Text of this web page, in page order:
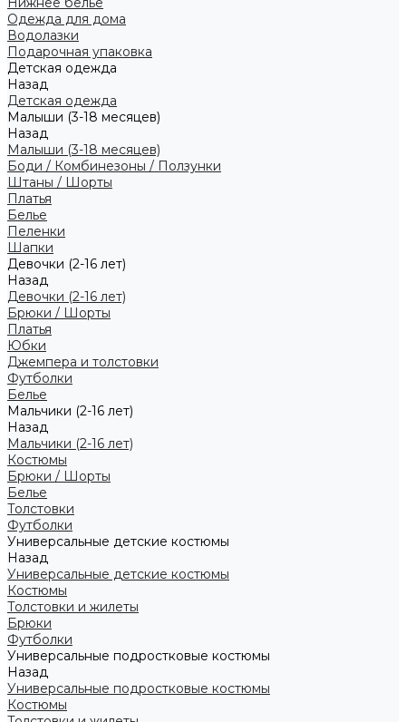
Одежда для дома
Водолазки
Подарочная упаковка
Детская одежда
Назад
Детская одежда
Малыши (3-18 месяцев)
Назад
Малыши (3-18 месяцев)
Боди / Комбинезоны / Ползунки
Штаны / Шорты
Платья
Белье
Пеленки
Шапки
Девочки (2-16 лет)
Назад
Девочки (2-16 лет)
Брюки / Шорты
Платья
Юбки
Джемпера и толстовки
Футболки
Белье
Мальчики (2-16 лет)
Назад
Мальчики (2-16 лет)
Костюмы
Брюки / Шорты
Белье
Толстовки
Футболки
Универсальные детские костюмы
Назад
Универсальные детские костюмы
Костюмы
Толстовки и жилеты
Брюки
Футболки
Универсальные подростковые костюмы
Назад
Универсальные подростковые костюмы
Костюмы